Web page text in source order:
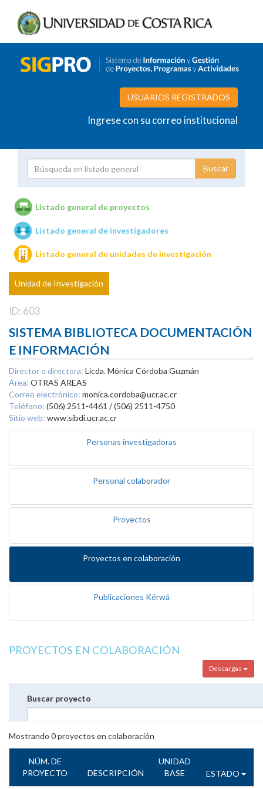
USUARIOS REGISTRADOS
Ingrese con su correo institucional
Unidades de investigación
Listado general de proyectos
Listado general de investigadores
Listado general de unidades de investigación
Unidad de Investigación
ID: 603
SISTEMA BIBLIOTECA DOCUMENTACIÓN
E INFORMACIÓN
Director o directora: Licda. Mónica Córdoba Guzmán
Área: OTRAS AREAS
Correo electrónico: monica.cordoba@ucr.ac.cr
Teléfono: (506) 2511-4461 / (506) 2511-4750
Sitio web: www.sibdi.ucr.ac.cr
Personas investigadoras
Personal colaborador
Proyectos
Proyectos en colaboración
Publicaciones Kérwá
PROYECTOS EN COLABORACIÓN
Descargas
Buscar proyecto
Mostrando 0proyectos en colaboración
NÚM. DE
PROYECTO
DESCRIPCIÓN
UNIDAD
BASE
ESTADO